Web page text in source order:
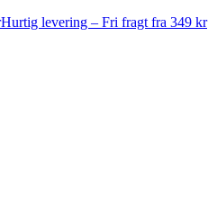
Hurtig levering – Fri fragt fra 349 kr